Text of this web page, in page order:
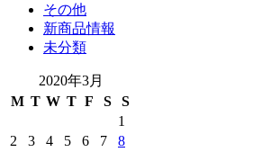
その他
新商品情報
未分類
2020年3月
M T W T F S
S
1
2
3 4 5 6 7
8